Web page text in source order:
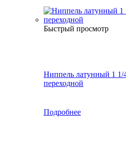
Быстрый просмотр
Ниппель латунный 1 1/
переходной
Подробнее